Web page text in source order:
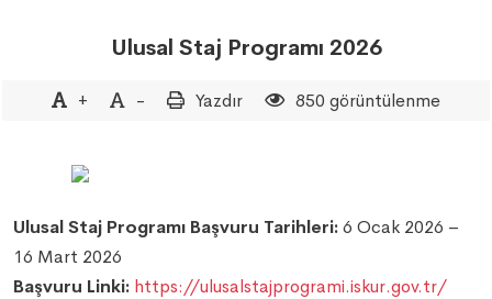
Ulusal Staj Programı 2026
+ - Yazdır 850 görüntülenme
Ulusal Staj Programı Başvuru Tarihleri:6 Ocak 2026 –
16 Mart 2026
Başvuru Linki: https://ulusalstajprogrami.iskur.gov.tr/